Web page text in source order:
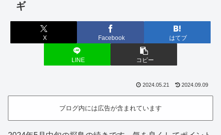
ギ
X Facebook はてブ
LINE コピー
2024.05.21 2024.09.09
ブログ内には広告が含まれています